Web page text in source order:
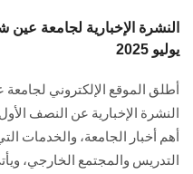
النشرة الإخبارية لجامعة
يوليو 2025
أطلق الموقع الإلكتروني
أهم أخبار الجامعة، والخدمات
التدريس والمجتمع الخارجي،